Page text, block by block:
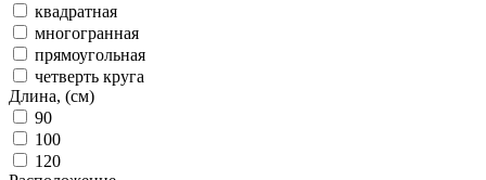
квадратная
многогранная
прямоугольная
четверть круга
Длина, (см)
90
100
120